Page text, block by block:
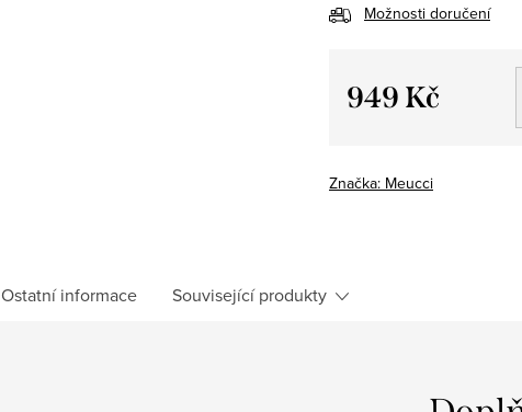
Možnosti doručení
949 Kč
Značka: Meucci
Ostatní informace Související produkty